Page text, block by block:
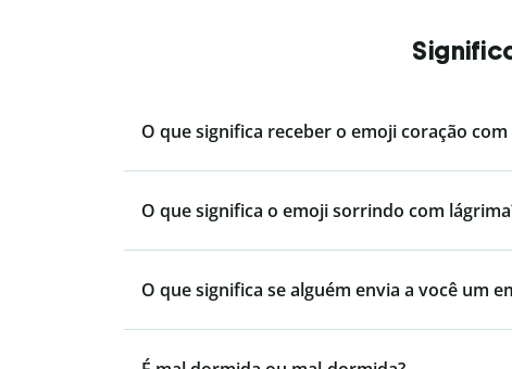
O que significa receber o emoji coração com
O que significa o emoji sorrindo com
O que significa se alguém envia a você um